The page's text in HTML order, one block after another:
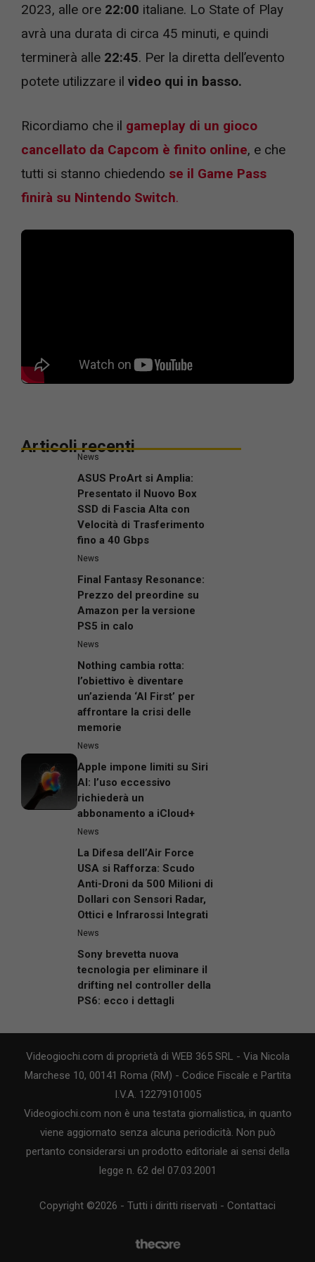
2023, alle ore 22:00 italiane. Lo State of Play
avrà una durata di circa 45 minuti, e quindi
terminerà alle 22:45. Per la diretta dell’evento
potete utilizzare il video qui in basso.
Ricordiamo che il gameplay di un gioco
cancellato da Capcom è finito online, e che
tutti si stanno chiedendo se il Game Pass
finirà su Nintendo Switch.
Articoli recenti
News
ASUS ProArt si Amplia:
Presentato il Nuovo Box
SSD di Fascia Alta con
Velocità di Trasferimento
fino a 40 Gbps
News
Final Fantasy Resonance:
Prezzo del preordine su
Amazon per la versione
PS5 in calo
News
Nothing cambia rotta:
l’obiettivo è diventare
un’azienda ‘AI First’ per
affrontare la crisi delle
memorie
News
Apple impone limiti su Siri
AI: l’uso eccessivo
richiederà un
abbonamento a iCloud+
News
La Difesa dell’Air Force
USA si Rafforza: Scudo
Anti-Droni da 500 Milioni di
Dollari con Sensori Radar,
Ottici e Infrarossi Integrati
News
Sony brevetta nuova
tecnologia per eliminare il
drifting nel controller della
PS6: ecco i dettagli
Videogiochi.com di proprietà di WEB 365 SRL - Via Nicola
Marchese 10, 00141 Roma (RM) - Codice Fiscale e Partita
I.V.A. 12279101005
Videogiochi.com non è una testata giornalistica, in quanto
viene aggiornato senza alcuna periodicità. Non può
pertanto considerarsi un prodotto editoriale ai sensi della
legge n. 62 del 07.03.2001
Copyright ©2026 - Tutti i diritti riservati - Contattaci